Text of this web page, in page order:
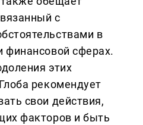
с
в
финансовой сферах.
этих
рекомендует
свои действия,
факторов и быть